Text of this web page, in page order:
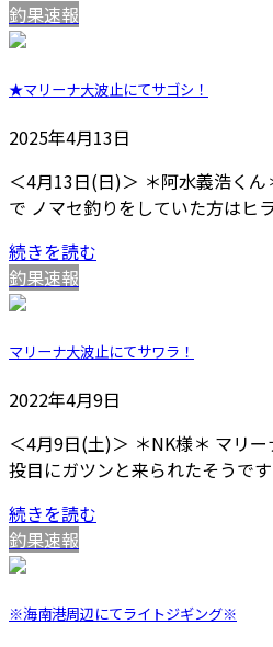
釣果速報
★マリーナ大波止にてサゴシ！
2025年4月13日
＜4月13日(日)＞ ＊阿水義浩く
で ノマセ釣りをしていた方はヒ
続きを読む
釣果速報
マリーナ大波止にてサワラ！
2022年4月9日
＜4月9日(土)＞ ＊NK様＊ マリ
投目にガツンと来られたそうで
続きを読む
釣果速報
※海南港周辺にてライトジギング※